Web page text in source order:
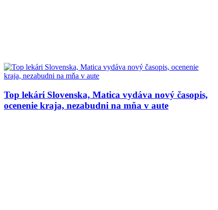
Top lekári Slovenska, Matica vydáva nový časopis,
ocenenie kraja, nezabudni na mňa v aute